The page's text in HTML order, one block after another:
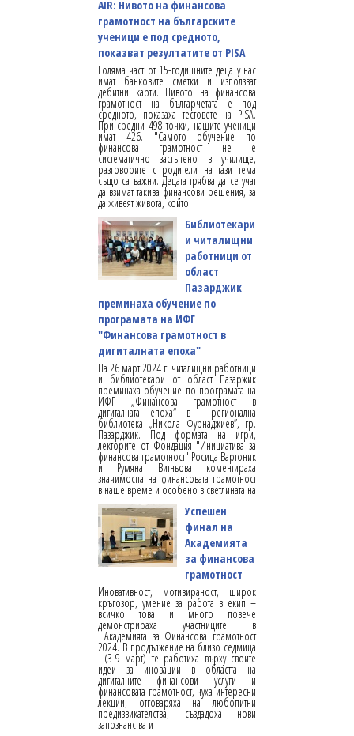
AIR: Нивото на финансова
грамотност на българските
ученици е под средното,
показват резултатите от PISA
Голяма част от 15-годишните деца у нас
имат банковите сметки и използват
дебитни карти. Нивото на финансова
грамотност на българчетата е под
средното, показаха тестовете на PISA.
При средни 498 точки, нашите ученици
имат 426. "Самото обучение по
финансова грамотност не е
систематично застъпено в училище,
разговорите с родители на тази тема
също са важни. Децата трябва да се учат
да взимат такива финансови решения, за
да живеят живота, който
Библиотекари
и читалищни
работници от
област
Пазарджик
преминаха обучение по
програмата на ИФГ
"Финансова грамотност в
дигиталната епоха"
На 26 март 2024 г. читалищни работници
и библиотекари от област Пазаржик
преминаха обучение по програмата на
ИФГ „Финансова грамотност в
дигиталната епоха“ в регионална
библиотека „Никола Фурнаджиев”, гр.
Пазарджик. Под формата на игри,
лекторите от Фондация "Инициатива за
финансова грамотност" Росица Вартоник
и Румяна Витньова коментираха
значимостта на финансовата грамотност
в наше време и особено в светлината на
Успешен
финал на
Академията
за финансова
грамотност
Иновативност, мотивираност, широк
кръгозор, умение за работа в екип –
всичко това и много повече
демонстрираха участниците в
Академията за Финансова грамотност
2024. В продължение на близо седмица
(3-9 март) те работиха върху своите
идеи за иновации в областта на
дигиталните финансови услуги и
финансовата грамотност, чуха интересни
лекции, отговаряха на любопитни
предизвикателства, създадоха нови
запознанства и